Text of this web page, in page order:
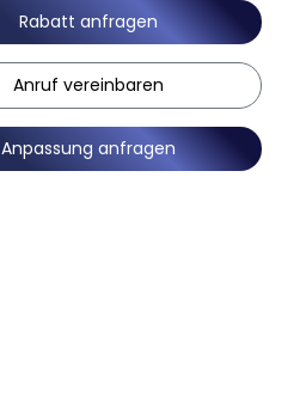
Rabatt anfragen
Anruf vereinbaren
Anpassung anfragen